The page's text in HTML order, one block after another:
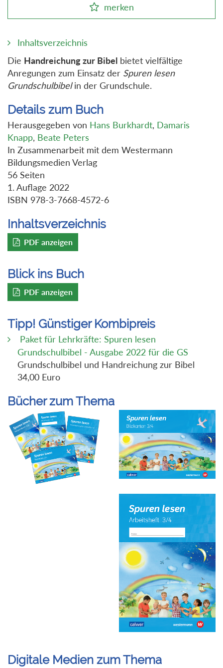
merken
Inhaltsverzeichnis
Die Handreichung zur Bibel bietet vielfältige
Anregungen zum Einsatz der Spuren lesen
Grundschulbibelin der Grundschule.
Details zum Buch
Herausgegeben von Hans Burkhardt, Damaris
Knapp, Beate Peters
In Zusammenarbeit mit dem Westermann
Bildungsmedien Verlag
56 Seiten
1. Auflage 2022
ISBN 978-3-7668-4572-6
Inhaltsverzeichnis
PDF anzeigen
Blick ins Buch
PDF anzeigen
Tipp! Günstiger Kombipreis
Paket für Lehrkräfte: Spuren lesen
Grundschulbibel - Ausgabe 2022 für die GS
Grundschulbibel und Handreichung zur Bibel
34,00 Euro
Bücher zum Thema
Digitale Medien zum Thema